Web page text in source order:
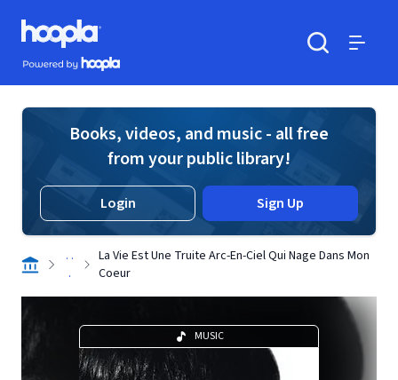
Skip to main content
Hoopla logo
Powered by Hoopla
Books, videos, and music - all free
from your public library!
Login Sign Up
. .
.
La Vie Est Une Truite Arc-En-Ciel Qui Nage Dans Mon
Coeur
MUSIC